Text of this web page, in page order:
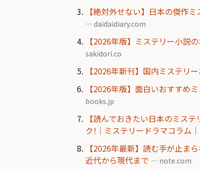
【絶対外せない】日本の傑作
— daidaidiary.com
【2026年版】ミステリー小説
sakidori.co
【2026年新刊】国内ミステリ
【2026年版】面白いおすすめ
books.jp
【読んでおきたい日本のミス
ク!｜ミステリードラマコラム
【2026年最新】読む手が止ま
近代から現代まで — note.com